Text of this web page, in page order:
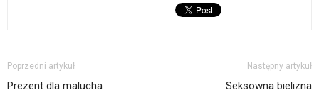
Poprzedni artykuł
Prezent dla malucha
Następny artykuł
Seksowna bielizna